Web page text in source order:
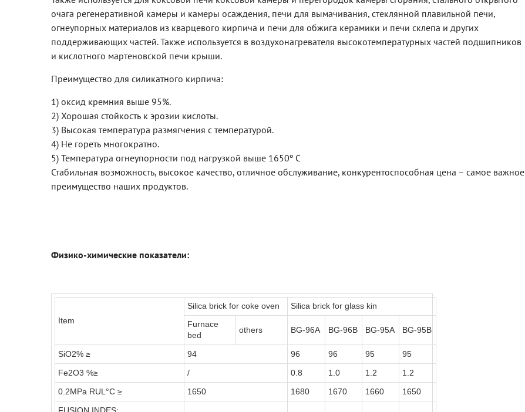
очага регенеративной камеры и камеры осаждения, печи для вымачивания, стеклянной плавильной печи,
огнеупорных материалов из кварцевого кирпича и печи для обжига керамики и печи склепа и других
поддерживающих частей. Также используется в воздухонагревателя высокотемпературных частей подшипников
и кислотного мартеновской печи крыши.
Преимущество для силикатного кирпича:
1) оксид кремния выше 95%.
2) Хорошая стойкость к эрозии кислоты.
3) Высокая температура размягчения с температурой.
4) Не гореть многократно.
5) Температура огнеупорности под нагрузкой выше 1650º C
Стабильная возможность, высокое качество, отличное обслуживание, конкурентоспособная цена – самое важное
преимущество наших продуктов.
Физико-химические показатели:
Item
Silica brick for coke oven
Silica brick for glass kin
Furnace
bed
others BG-96A BG-96B BG-95A BG-95B
SiO2% ≥ 94 96 96 95
95
Fe2O3 %≥
/ 0.8 1.0 1.2
1.2
0.2MPa RUL°C ≥
1650 1680 1670 1660
1650
FUSION INDES: